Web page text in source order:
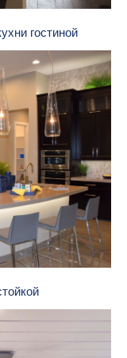
гостиной